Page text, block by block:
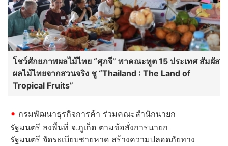
โชว์ศักยภาพผลไม้ไทย “ศุภจี” พาคณะทูต 15 ประเทศ สัมผัส
ผลไม้ไทยจากสวนจริง ชู “Thailand : The Land of
Tropical Fruits”
กรมพัฒนาธุรกิจการค้า ร่วมคณะสำนักนายก
รัฐมนตรี ลงพื้นที่ จ.ภูเก็ต ตามข้อสั่งการนายก
รัฐมนตรี จัดระเบียบชายหาด สร้างความปลอดภัยทาง